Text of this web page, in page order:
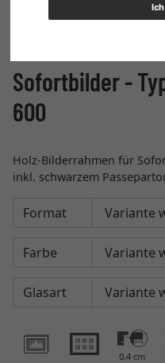
Sofortbilder -
600
Holz-Bilderrahmen für
inkl. schwarzem
Format
Farbe
Glasart
0,4 cm